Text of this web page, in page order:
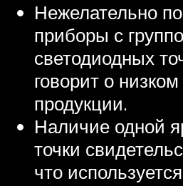
Нежелательно
приборы с
светодиодных
говорит о
продукции.
Наличие одной
точки
что